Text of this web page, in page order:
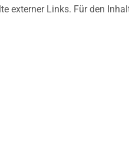
externer Links. Für den